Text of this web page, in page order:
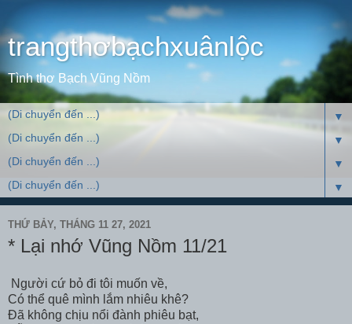
trangthơbạchxuânlộc
Tình thơ Bạch Vũng Nồm
▼
▼
▼
▼
THỨ BẢY, THÁNG 11 27, 2021
* Lại nhớ Vũng Nồm 11/21
Người cứ bỏ đi tôi muốn về,
Có thể quê mình lắm nhiêu khê?
Đã không chịu nổi đành phiêu bạt,